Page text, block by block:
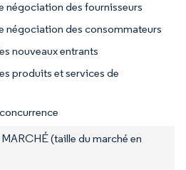
négociation des fournisseurs
négociation des consommateurs
nouveaux entrants
produits et services de
(taille du marché en